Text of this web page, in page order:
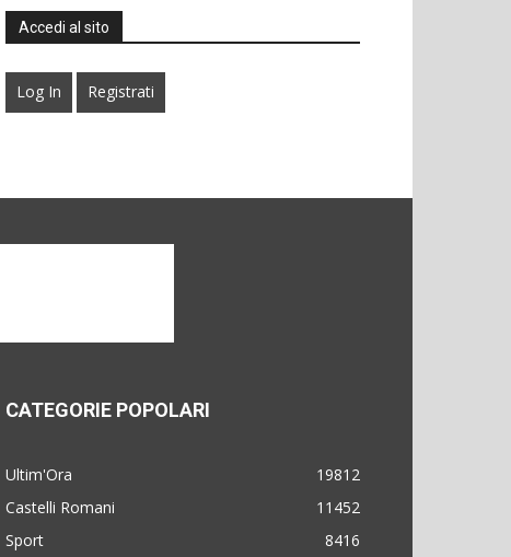
Accedi al sito
Log In Registrati
CATEGORIE POPOLARI
Ultim'Ora
19812
Castelli Romani
11452
Sport
8416